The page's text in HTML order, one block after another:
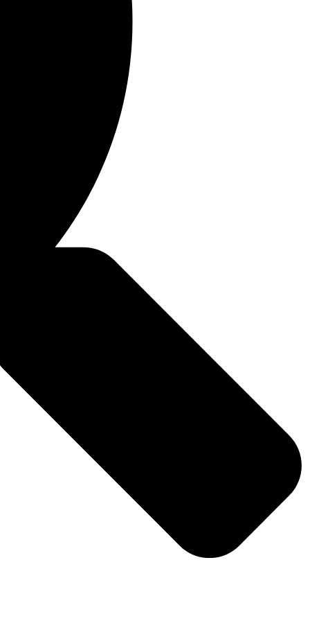
pán
se
Posvátná symbolika oděvů
mormonů – jejich význam a
16/08/2024
Připravte se sloužit
Misionářská práce
POSLEDNÍ
KOMENTÁŘE
@Kdo jsou mormoni, čemu věří a
jak žijí? | Věřím v Krista.cz
[…] Pokud se o tomto plánu chcete
dozvědět více, podívejte se na
následující video, anebo si přečtěte
Články
Duchovní život
Rodina a vztahy
Křesťanské vlastnosti
Církev Ježíše Krista
Příběhy věřících